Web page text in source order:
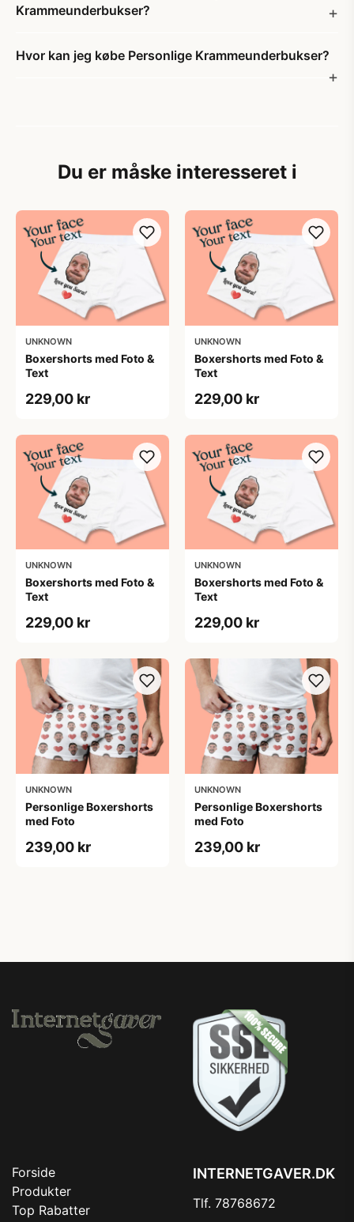
Krammeunderbukser?
Hvor kan jeg købe Personlige Krammeunderbukser?
Du er måske interesseret i
UNKNOWN
Boxershorts med Foto &
Text
229,00 kr
UNKNOWN
Boxershorts med Foto &
Text
229,00 kr
UNKNOWN
Boxershorts med Foto &
Text
229,00 kr
UNKNOWN
Boxershorts med Foto &
Text
229,00 kr
UNKNOWN
Personlige Boxershorts
med Foto
239,00 kr
UNKNOWN
Personlige Boxershorts
med Foto
239,00 kr
Forside
Produkter
Top Rabatter
INTERNETGAVER.DK
Tlf. 78768672